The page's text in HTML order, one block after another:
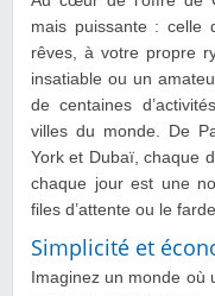
mais puissante : celle
rêves, à votre propre
insatiable ou un
de centaines
villes du monde. De
York et Dubaï, chaque
chaque jour est une
files d’attente ou le
Simplicité et
Imaginez un monde où